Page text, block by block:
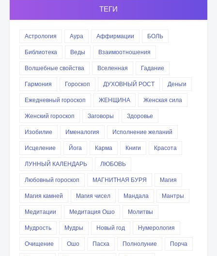
ТЕГИ
Астрология Аура Аффирмации
БОЛЬ
Библиотека
Веды
Взаимоотношения
Волшебные свойства
Вселенная
Гадание
Гармония
Гороскоп ДУХОВНЫЙ РОСТ
Деньги
Ежедневный гороскоп
ЖЕНЩИНА
Женская сила
Женский гороскоп
Заговоры
Здоровье
Изобилие
Именалогия
Исполнение желаний
Исцеление
Йога Карма Книги
Красота
ЛУННЫЙ КАЛЕНДАРЬ
ЛЮБОВЬ
Любовный гороскоп
МАГНИТНАЯ БУРЯ
Магия
Магия камней
Магия чисел Мандала
Мантры
Медитации
Медитация Ошо
Молитвы
Мудрость
Мудры Новый год
Нумерология
Очищение
Ошо Пасха Полнолуние
Порча